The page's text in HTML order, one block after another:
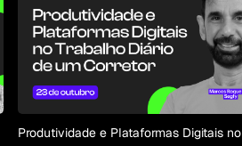
Produtividade e Plataformas Digitais no